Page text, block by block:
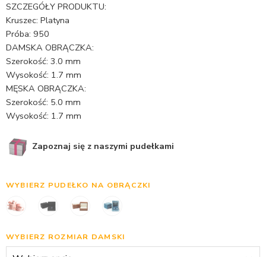
SZCZEGÓŁY PRODUKTU:
Kruszec: Platyna
Próba: 950
DAMSKA OBRĄCZKA:
Szerokość: 3.0 mm
Wysokość: 1.7 mm
MĘSKA OBRĄCZKA:
Szerokość: 5.0 mm
Wysokość: 1.7 mm
Zapoznaj się z naszymi pudełkami
WYBIERZ PUDEŁKO NA OBRĄCZKI
WYBIERZ ROZMIAR DAMSKI